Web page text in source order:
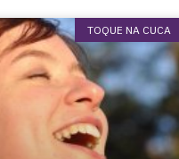
TOQUE NA CUCA